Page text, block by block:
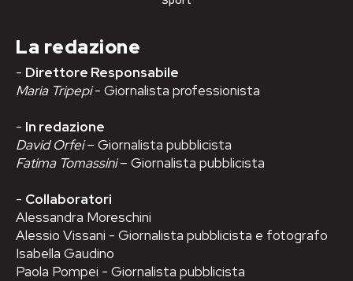
La redazione
- Direttore Responsabile
Maria Tripepi- Giornalista professionista
- In redazione
David Orfei– Giornalista pubblicista
Fatima Tomassini– Giornalista pubblicista
- Collaboratori
Alessandra Moreschini
Alessio Vissani - Giornalista pubblicista e fotografo
Isabella Gaudino
Paola Pompei - Giornalista pubblicista